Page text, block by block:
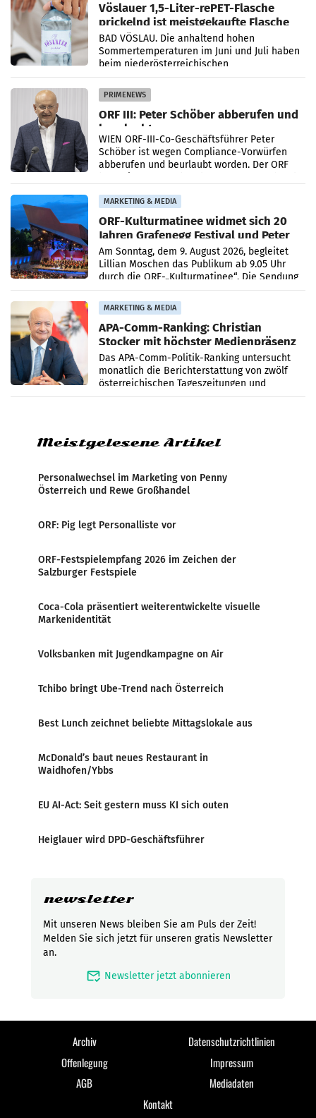
Vöslauer 1,5-Liter-rePET-Flasche
prickelnd ist meistgekaufte Flasche
Österreichs
BAD VÖSLAU. Die anhaltend hohen
Sommertemperaturen im Juni und Juli haben
beim niederösterreichischen
Getränkehersteller Vöslauer zu deutlichen
Absatzzuwächsen geführt. Während
PRIMENEWS
ORF III: Peter Schöber abberufen und
beurlaubt
WIEN ORF-III-Co-Geschäftsführer Peter
Schöber ist wegen Compliance-Vorwürfen
abberufen und beurlaubt worden. Der ORF
MARKETING & MEDIA
ORF-Kulturmatinee widmet sich 20
Jahren Grafenegg Festival und Peter
Simonischek
Am Sonntag, dem 9. August 2026, begleitet
Lillian Moschen das Publikum ab 9.05 Uhr
durch die ORF-„Kulturmatinee“. Die Sendung
startet mit der Dokumentation „20 Jahre
Grafenegg
MARKETING & MEDIA
APA-Comm-Ranking: Christian
Stocker mit höchster Medienpräsenz
im Juli
Das APA-Comm-Politik-Ranking untersucht
monatlich die Berichterstattung von zwölf
österreichischen Tageszeitungen und
analysiert, welche Politikerinnen und
Meistgelesene Artikel
Personalwechsel im Marketing von Penny
Österreich und Rewe Großhandel
ORF: Pig legt Personalliste vor
ORF-Festspielempfang 2026 im Zeichen der
Salzburger Festspiele
Coca-Cola präsentiert weiterentwickelte visuelle
Markenidentität
Volksbanken mit Jugendkampagne on Air
Tchibo bringt Ube-Trend nach Österreich
Best Lunch zeichnet beliebte Mittagslokale aus
McDonald’s baut neues Restaurant in
Waidhofen/Ybbs
EU AI-Act: Seit gestern muss KI sich outen
Heiglauer wird DPD-Geschäftsführer
newsletter
Mit unseren News bleiben Sie am Puls der Zeit!
Melden Sie sich jetzt für unseren gratis Newsletter
an.
mark_email_read Newsletter jetzt abonnieren
Archiv
Datenschutzrichtlinien
Offenlegung
Impressum
AGB
Mediadaten
Kontakt